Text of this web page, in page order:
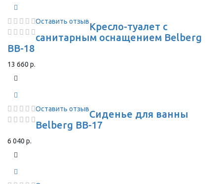
Оставить отзывКресло-туалет с
санитарным оснащением Belberg
BB-18
13 660 р.
Оставить отзывСиденье для ванны
Belberg BB-17
6 040 р.